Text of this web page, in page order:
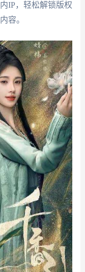
IP，轻松解锁版权
容。